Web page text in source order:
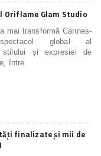
Oriflame Glam Studio
mai transformă Cannes-
global al
stilului și expresiei de
între
finalizate și mii de